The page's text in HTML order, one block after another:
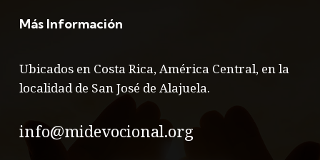
Más Información
Ubicados en Costa Rica, América Central, en la
localidad de San José de Alajuela.
info@midevocional.org